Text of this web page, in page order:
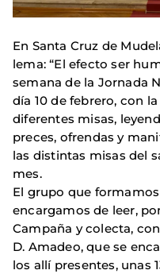
En Santa Cruz de
lema: “El efecto ser
semana de la Jornada
día 10 de febrero, con
diferentes misas,
preces, ofrendas y
las distintas misas del
mes.
El grupo que
encargamos de leer,
Campaña y colecta,
D. Amadeo, que se
los allí presentes, unas